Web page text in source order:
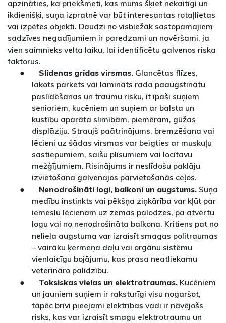
apzināties, ka priekšmeti, kas mums šķiet nekaitīgi un
ikdienišķi, suņa izpratnē var būt interesantas rotaļlietas
vai izpētes objekti. Daudzi no visbiežāk sastopamajiem
sadzīves negadījumiem ir paredzami un novēršami, ja
vien saimnieks velta laiku, lai identificētu galvenos riska
faktorus.
●
Slidenas grīdas virsmas. Glancētas flīzes,
lakots parkets vai lamināts rada paaugstinātu
paslīdēšanas un traumu risku, it īpaši suņiem
senioriem, kucēniem un suņiem ar balsta un
kustību aparāta slimībām, piemēram, gūžas
displāziju. Straujš paātrinājums, bremzēšana vai
lēcieni uz šādas virsmas var beigties ar muskuļu
sastiepumiem, saišu plīsumiem vai locītavu
mežģījumiem. Risinājums ir neslīdošu paklāju
izvietošana galvenajos pārvietošanās ceļos.
●
Nenodrošināti logi, balkoni un augstums. Suņa
medību instinkts vai pēkšņa ziņkārība var kļūt par
iemeslu lēcienam uz zemas palodzes, pa atvērtu
logu vai no nenodrošināta balkona. Kritiens pat no
neliela augstuma var izraisīt smagas politraumas
– vairāku ķermeņa daļu vai orgānu sistēmu
vienlaicīgu bojājumu, kas prasa neatliekamu
veterināro palīdzību.
●
Toksiskas vielas un elektrotraumas. Kucēniem
un jauniem suņiem ir raksturīgi visu nogaršot,
tāpēc brīvi pieejami elektrības vadi ir nāvējošs
risks, kas var izraisīt smagu elektrotraumu un